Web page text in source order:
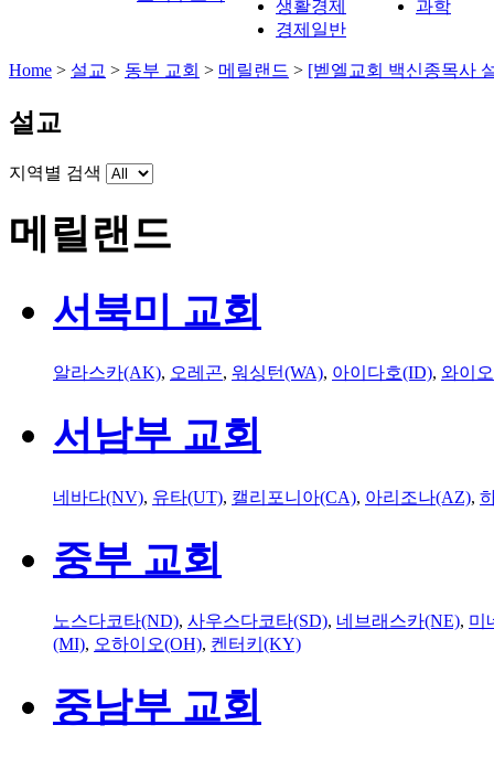
생활경제
경제일반
과학
Home > 설교 > 동부 교회 > 메릴랜드 > [벧엘교회 백신종목사
설교
지역별 검색
메릴랜드
서북미 교회
알라스카(AK), 오레곤, 워싱턴(WA), 아이다호(ID), 와이
서남부 교회
네바다(NV), 유타(UT), 캘리포니아(CA), 아리조나(AZ),
중부 교회
노스다코타(ND), 사우스다코타(SD), 네브래스카(NE), 미
(MI), 오하이오(OH), 켄터키(KY)
중남부 교회